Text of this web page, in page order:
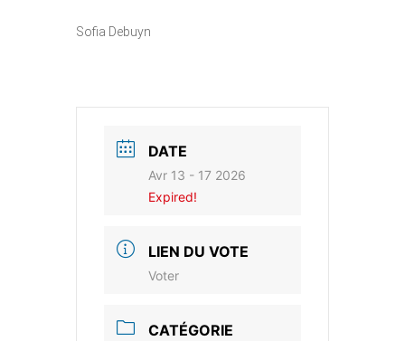
Sofia Debuyn
DATE
Avr 13 - 17 2026
Expired!
LIEN DU VOTE
Voter
CATÉGORIE